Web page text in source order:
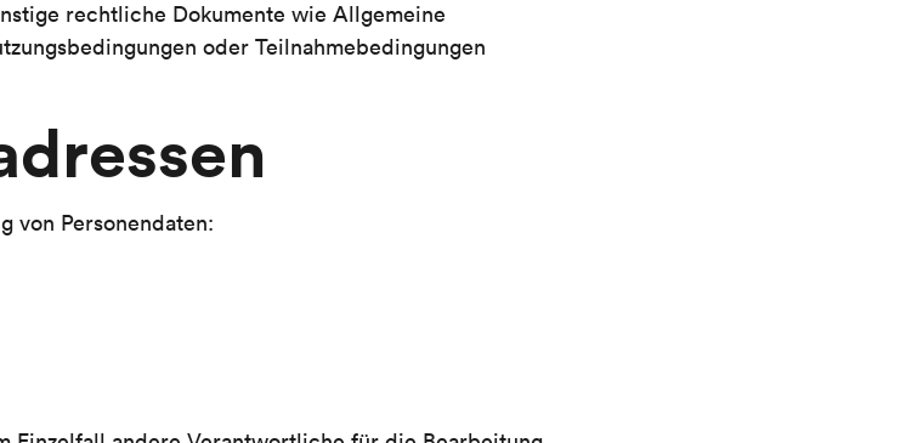
rechtliche Dokumente wie Allgemeine
oder Teilnahmebedingungen
von Personendaten: